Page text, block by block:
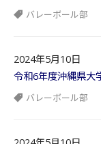
バレーボール部
2024年5月10日
令和6年度沖縄県大
バレーボール部